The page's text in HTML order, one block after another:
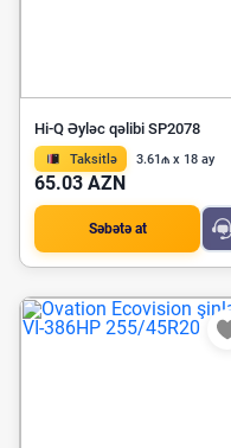
Hi-Q Əyləc qəlibi SP2078
Taksitlə 3.61₼ x 18 ay
65.03 AZN
Səbətə at